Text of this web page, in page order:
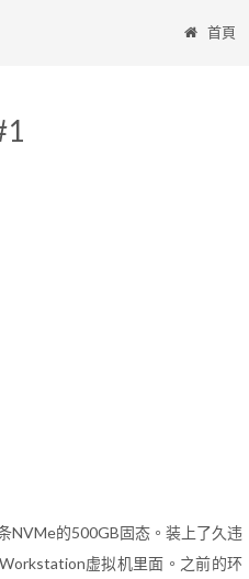
首頁
NVMe的500GB固态。装上了久违
虚拟机里面。之前的环